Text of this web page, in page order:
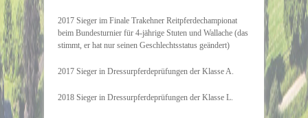
2017 Sieger im Finale Trakehner Reitpferdechampionat
beim Bundesturnier für 4-jährige Stuten und Wallache (das
stimmt, er hat nur seinen Geschlechtsstatus geändert)
2017 Sieger in Dressurpferdeprüfungen der Klasse A.
2018 Sieger in Dressurpferdeprüfungen der Klasse L.